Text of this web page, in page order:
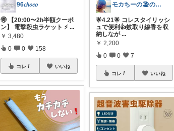
96𝑐ℎ𝑜𝑐𝑜
🉐 【20:00〜2h半額クーポ
ン】 電撃殺虫ラケット ⚡️ ...
￥ 3,480
0 0 158
コレ いいね
モカちーの🏖️のんびりライフ🐈✨
🌟4.21🌟 コレスタイリッシ
ュで便利👍蚊取り線香を収
納しなが ...
￥ 2,200
0 0 7
コレ いいね